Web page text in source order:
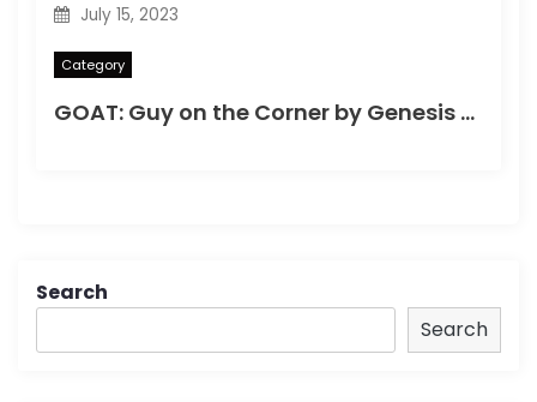
July 15, 2023
Category
GOAT: Guy on the Corner by Genesis (1982)
Search
Search